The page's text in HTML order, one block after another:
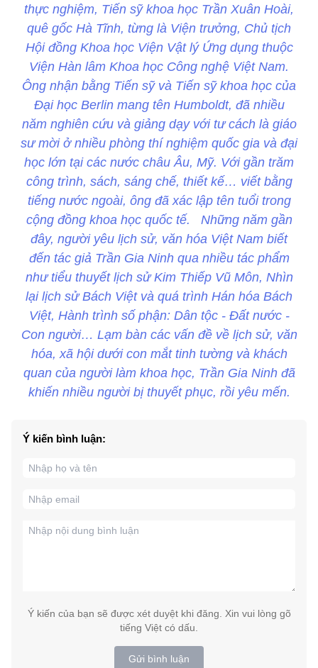
thực nghiệm, Tiến sỹ khoa học Trần Xuân Hoài,
quê gốc Hà Tĩnh, từng là Viện trưởng, Chủ tịch
Hội đồng Khoa học Viện Vật lý Ứng dụng thuộc
Viện Hàn lâm Khoa học Công nghệ Việt Nam.
Ông nhận bằng Tiến sỹ và Tiến sỹ khoa học của
Đại học Berlin mang tên Humboldt, đã nhiều
năm nghiên cứu và giảng dạy với tư cách là giáo
sư mời ở nhiều phòng thí nghiệm quốc gia và đại
học lớn tại các nước châu Âu, Mỹ. Với gần trăm
công trình, sách, sáng chế, thiết kế… viết bằng
tiếng nước ngoài, ông đã xác lập tên tuổi trong
cộng đồng khoa học quốc tế. Những năm gần
đây, người yêu lịch sử, văn hóa Việt Nam biết
đến tác giả Trần Gia Ninh qua nhiều tác phẩm
như tiểu thuyết lịch sử Kim Thiếp Vũ Môn, Nhìn
lại lịch sử Bách Việt và quá trình Hán hóa Bách
Việt, Hành trình số phận: Dân tộc - Đất nước -
Con người… Lạm bàn các vấn đề về lịch sử, văn
hóa, xã hội dưới con mắt tinh tường và khách
quan của người làm khoa học, Trần Gia Ninh đã
khiến nhiều người bị thuyết phục, rồi yêu mến.
Ý kiến bình luận:
Ý kiến của bạn sẽ được xét duyệt khi đăng. Xin vui lòng gõ
tiếng Việt có dấu.
Gửi bình luận